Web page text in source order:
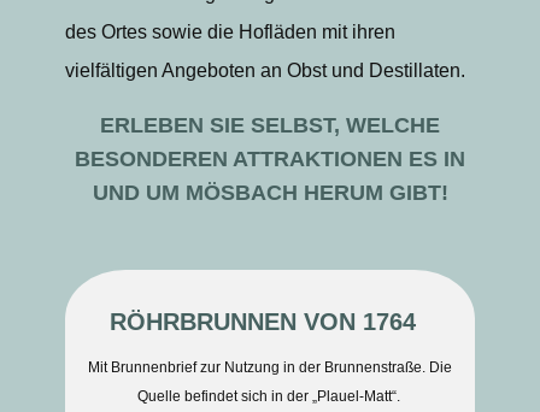
des Ortes sowie die Hofläden mit ihren
vielfältigen Angeboten an Obst und Destillaten.
ERLEBEN SIE SELBST, WELCHE
BESONDEREN ATTRAKTIONEN ES IN
UND UM MÖSBACH HERUM GIBT!
RÖHRBRUNNEN VON 1764
Mit Brunnenbrief zur Nutzung in der Brunnenstraße. Die
Quelle befindet sich in der „Plauel-Matt“.